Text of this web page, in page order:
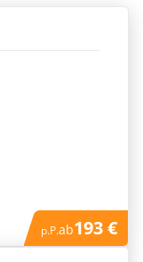
p.P.ab193 €